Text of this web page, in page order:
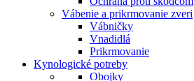
Vábenie a prikrmovanie zveri
Vábničky
Vnadidlá
Prikrmovanie
Kynologické potreby
Obojky